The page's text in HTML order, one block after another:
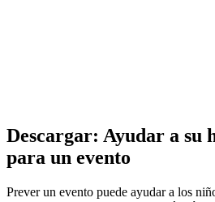
Descargar: Ayudar a su
para un evento
Prever un evento puede ayudar a los